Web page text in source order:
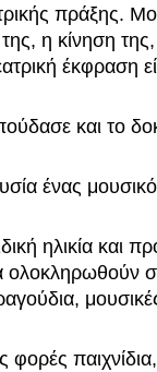
πράξης.
η κίνηση της,
έκφραση
και το
ένας
ηλικία και
ολοκληρωθούν